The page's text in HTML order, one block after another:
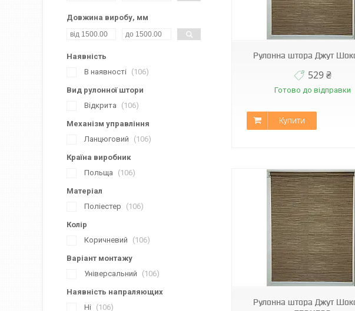
А-512
Рулонна штора Джут
529 ₴
Готово до відправки
Купити
А-512
Рулонна штора Джут
А-512
Довжина виробу, мм
Наявність
В наявності
106
Вид рулонної штори
Відкрита
106
Механізм управління
Ланцюговий
106
Країна виробник
Польща
106
Матеріал
Поліестер
106
Колір
Коричневий
106
Варіант монтажу
Універсальний
106
Наявність напраляющих
Ні
106